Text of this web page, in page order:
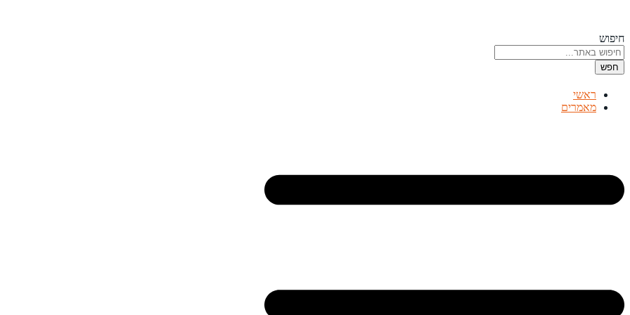
חיפוש
חפש
ראשי
מאמרים